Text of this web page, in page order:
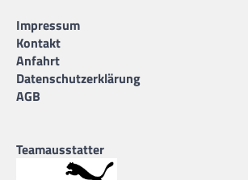
Impressum
Kontakt
Anfahrt
Datenschutzerklärung
AGB
Teamausstatter